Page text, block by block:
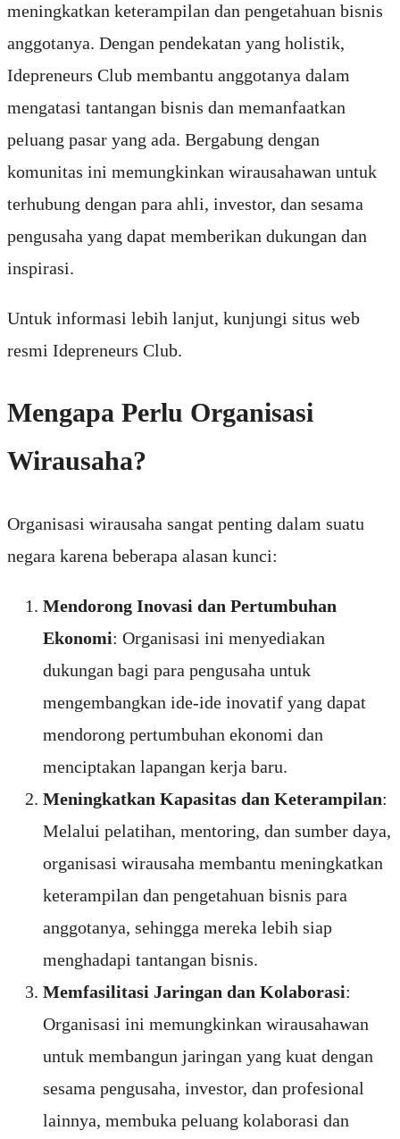
meningkatkan keterampilan dan pengetahuan bisnis
anggotanya. Dengan pendekatan yang holistik,
Idepreneurs Club membantu anggotanya dalam
mengatasi tantangan bisnis dan memanfaatkan
peluang pasar yang ada. Bergabung dengan
komunitas ini memungkinkan wirausahawan untuk
terhubung dengan para ahli, investor, dan sesama
pengusaha yang dapat memberikan dukungan dan
inspirasi.
Untuk informasi lebih lanjut, kunjungi situs web
resmi Idepreneurs Club.
Mengapa Perlu Organisasi
Wirausaha?
Organisasi wirausaha sangat penting dalam suatu
negara karena beberapa alasan kunci:
Mendorong Inovasi dan Pertumbuhan
Ekonomi: Organisasi ini menyediakan
dukungan bagi para pengusaha untuk
mengembangkan ide-ide inovatif yang dapat
mendorong pertumbuhan ekonomi dan
menciptakan lapangan kerja baru.
Meningkatkan Kapasitas dan Keterampilan:
Melalui pelatihan, mentoring, dan sumber daya,
organisasi wirausaha membantu meningkatkan
keterampilan dan pengetahuan bisnis para
anggotanya, sehingga mereka lebih siap
menghadapi tantangan bisnis.
Memfasilitasi Jaringan dan Kolaborasi:
Organisasi ini memungkinkan wirausahawan
untuk membangun jaringan yang kuat dengan
sesama pengusaha, investor, dan profesional
lainnya, membuka peluang kolaborasi dan